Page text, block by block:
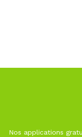
Nos applications